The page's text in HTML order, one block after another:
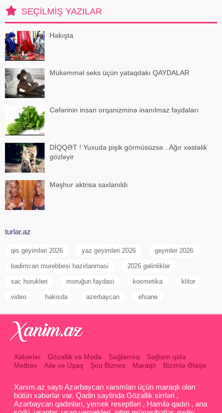
vurğulayır. Məşhur inancın əksinə
olaraq, xərçəng növləri həmişə
ağı
SEÇILMIŞ YAZILAR
Hakışta
Mükəmməl seks üçün yataqdakı QAYDALAR
Cəfərinin insan orqanizminə inanılmaz faydaları
DİQQƏT ! Yuxuda pişik görmüsüzsə ..Ağır xəstəlik
gözləyir
Məşhur aktrisa saxlanıldı
turlar.az
qis geyimləri 2026 yaz geyimleri 2026 geymler 2026
badimcan murebbesi hazirlanmasi 2026 gəlinliklər
sac horukleri moruğun faydasi kosmetika klitor
video hakisda azerbaycan efsane
Xəbərlər Gözəllik və Moda Sağlamlıq
Sağlam qida
Mətbəx
Ailə və Uşaq Şou Biznes Maraqlı Bizimlə Əlaqə
Xanım.az saytı Azərbaycan xanımları üçün maraqlı olan
bütün xəbərlər var. Qadin saytinda Gözəllik sirrləri ,
Azərbaycan qadınları, yemek reseptləri , Hamilə qadın , ana